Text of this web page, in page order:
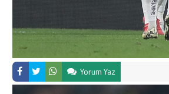
Yorum Yaz